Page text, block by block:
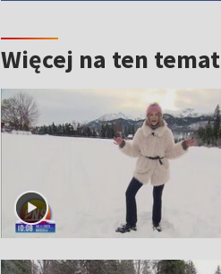
Więcej na ten temat